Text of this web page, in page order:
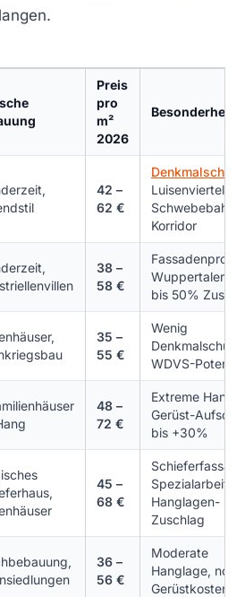
Preis
pro
m²
2026
Besonderheit
42 –
62 €
Denkmalschutz
Luisenviertel,
Schwebebahn-
Korridor
38 –
58 €
Wuppertaler
bis 50%
35 –
55 €
Wenig
WDVS-
48 –
72 €
Extreme
Gerüst-
bis +30%
45 –
68 €
Spezialarbeit,
Hanglagen-
Zuschlag
36 –
56 €
Moderate
Hanglage,
Gerüstkosten